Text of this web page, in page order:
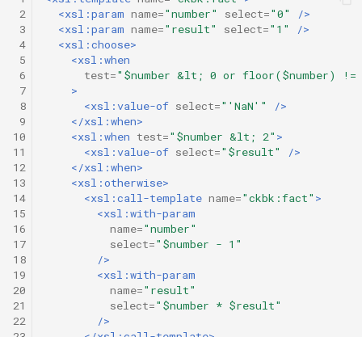
2
3
4
5
6
7
8
9
10
11
12
13
14
15
16
17
18
19
20
21
22
<xsl:param name="number" select="0"
/>
<xsl:param name="result" select="1"
/>
<xsl:choose>
<xsl:when
test="$number &lt; 0 or floor($number) !=
>
<xsl:value-of select="'NaN'"
/>
</xsl:when>
<xsl:when test="$number &lt; 2" >
<xsl:value-of select="$result"
/>
</xsl:when>
<xsl:otherwise>
<xsl:call-template name="ckbk:fact" >
<xsl:with-param
name="number"
select="$number - 1"
/>
<xsl:with-param
name="result"
select="$number * $result"
/>